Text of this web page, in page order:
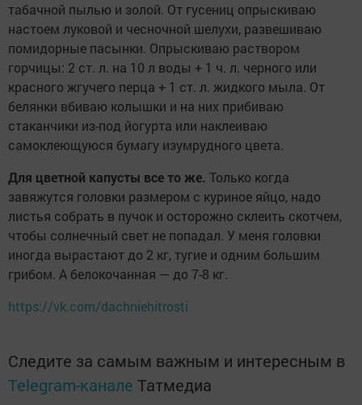
табачной пылью и золой. От гусениц опрыскиваю
настоем луковой и чесночной шелухи, развешиваю
помидорные пасынки. Опрыскиваю раствором
горчицы: 2 ст. л. на 10 л воды + 1 ч. л. черного или
красного жгучего перца + 1 ст. л. жидкого мыла. От
белянки вбиваю колышки и на них прибиваю
стаканчики из-под йогурта или наклеиваю
самоклеющуюся бумагу изумрудного цвета.
Для цветной капусты все то же. Только когда
завяжутся головки размером с куриное яйцо, надо
листья собрать в пучок и осторожно склеить скотчем,
чтобы солнечный свет не попадал. У меня головки
иногда вырастают до 2 кг, тугие и одним большим
грибом. А белокочанная — до 7-8 кг.
https://vk.com/dachniehitrosti
Следите за самым важным и интересным в
Telegram-канале Татмедиа